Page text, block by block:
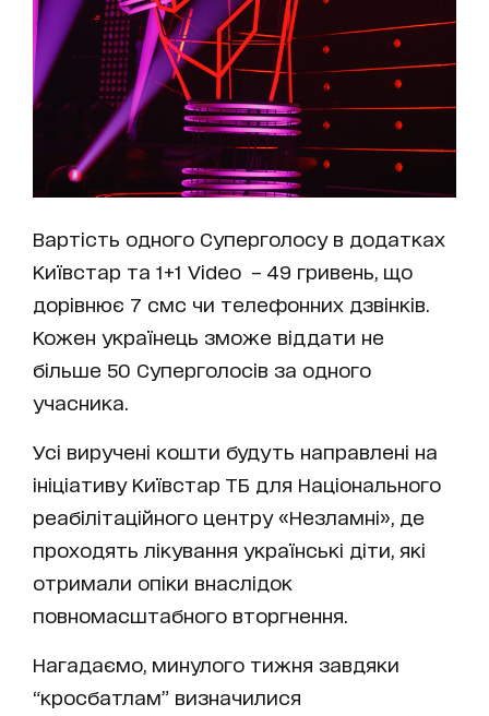
Вартість одного Суперголосу в додатках
Київстар та 1+1 Video – 49 гривень, що
дорівнює 7 смс чи телефонних дзвінків.
Кожен українець зможе віддати не
більше 50 Суперголосів за одного
учасника.
Усі виручені кошти будуть направлені на
ініціативу Київстар ТБ для Національного
реабілітаційного центру «Незламні», де
проходять лікування українські діти, які
отримали опіки внаслідок
повномасштабного вторгнення.
Нагадаємо, минулого тижня завдяки
“кросбатлам” визначилися